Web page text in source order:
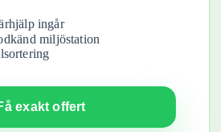
ingår
miljöstation
exakt offert